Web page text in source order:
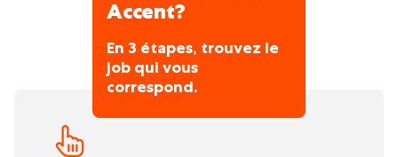
Accent?
En 3 étapes, trouvez le
job qui vous
correspond.